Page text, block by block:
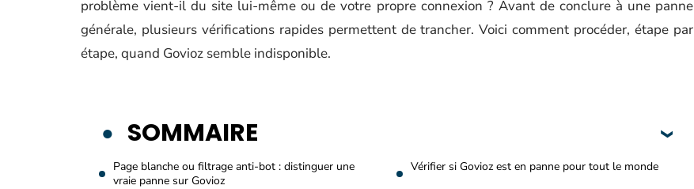
problème vient-il du site lui-même ou de votre propre connexion ? Avant de conclure à une panne
générale, plusieurs vérifications rapides permettent de trancher. Voici comment procéder, étape par
étape, quand Govioz semble indisponible.
SOMMAIRE
Page blanche ou filtrage anti-bot : distinguer une
vraie panne sur Govioz
Vérifier si Govioz est en panne pour tout le monde